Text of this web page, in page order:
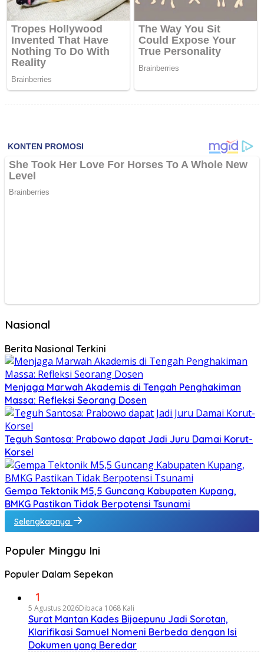
Nasional
Berita Nasional Terkini
Menjaga Marwah Akademis di Tengah Penghakiman
Massa: Refleksi Seorang Dosen
Teguh Santosa: Prabowo dapat Jadi Juru Damai Korut-
Korsel
Gempa Tektonik M5,5 Guncang Kabupaten Kupang,
BMKG Pastikan Tidak Berpotensi Tsunami
Selengkapnya
Populer Minggu Ini
Populer Dalam Sepekan
1
5 Agustus 2026Dibaca 1068 Kali
Surat Mantan Kades Bijaepunu Jadi Sorotan,
Klarifikasi Samuel Nomeni Berbeda dengan Isi
Dokumen yang Beredar